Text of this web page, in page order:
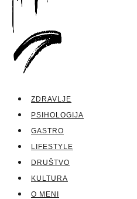
ZDRAVLJE
PSIHOLOGIJA
GASTRO
LIFESTYLE
DRUŠTVO
KULTURA
O MENI